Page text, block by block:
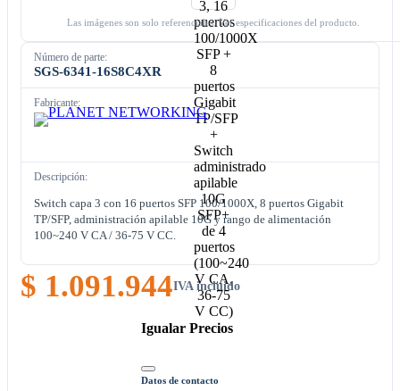
Las imágenes son solo referenciales. Ver especificaciones del producto.
Número de parte:
SGS-6341-16S8C4XR
Fabricante:
Descripción:
Switch capa 3 con 16 puertos SFP 100/1000X, 8 puertos Gigabit
TP/SFP, administración apilable 10G y rango de alimentación
100~240 V CA / 36-75 V CC.
$ 1.091.944IVA incluido
Igualar Precios
Datos de contacto